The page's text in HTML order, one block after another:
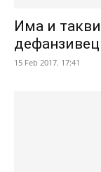
Има и
дефанзивец
15 Feb 2017. 17:41